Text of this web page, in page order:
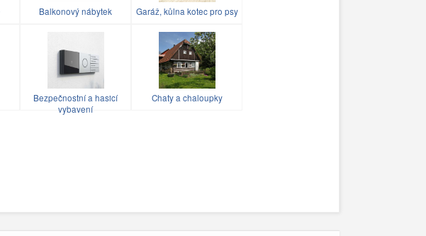
Balkonový nábytek Garáž, kůlna kotec pro psy
Bezpečnostní a hasicí
vybavení
Chaty a chaloupky